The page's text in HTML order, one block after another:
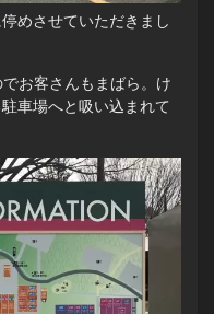
めさせていただきまし
お客さんもまばら。け
車場へと吸い込まれて